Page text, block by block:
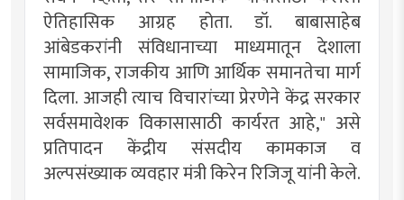
ऐतिहासिक आग्रह होता. डॉ. बाबासाहेब
आंबेडकरांनी संविधानाच्या माध्यमातून देशाला
सामाजिक, राजकीय आणि आर्थिक समानतेचा मार्ग
दिला. आजही त्याच विचारांच्या प्रेरणेने केंद्र सरकार
सर्वसमावेशक विकासासाठी कार्यरत आहे," असे
प्रतिपादन केंद्रीय संसदीय कामकाज व
अल्पसंख्याक व्यवहार मंत्री किरेन रिजिजू यांनी केले.